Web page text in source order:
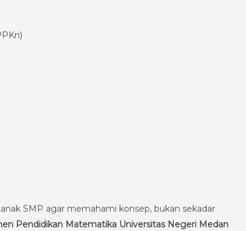
SMP agar memahami konsep, bukan sekadar
Pendidikan Matematika Universitas Negeri Medan